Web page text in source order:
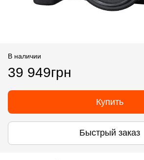
В наличии
39 949грн
Купить
Быстрый заказ